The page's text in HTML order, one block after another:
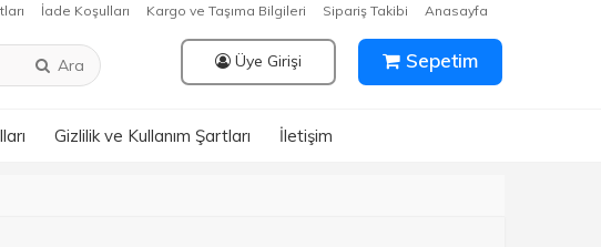
Anasayfa
Sipariş Takibi
Kargo ve Taşıma Bilgileri
İade Koşulları
Ara Üye Girişi Sepetim
Gizlilik ve Kullanım Şartları İletişim